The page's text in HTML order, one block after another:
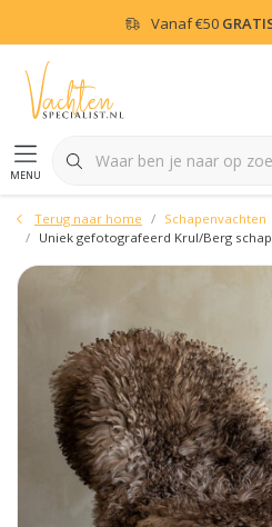
Vanaf€50
menu
Terug naar home Schapenvachten
Uniek gefotografeerd Krul/Berg